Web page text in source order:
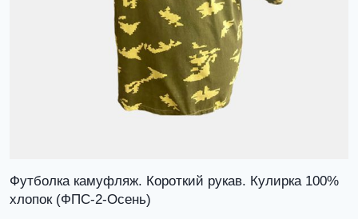
Футболка камуфляж. Короткий рукав. Кулирка 100%
хлопок (ФПС-2-Осень)